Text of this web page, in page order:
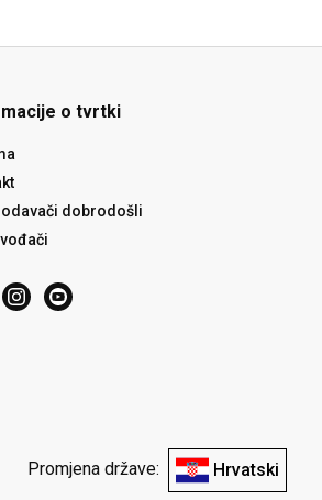
o tvrtki
dobrodošli
Promjena države: Hrvatski